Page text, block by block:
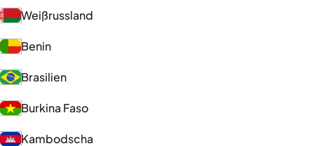
Weißrussland
Benin
Brasilien
Burkina Faso
Kambodscha